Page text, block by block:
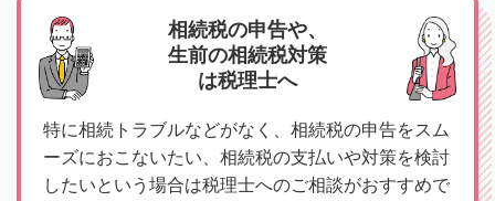
相続税の申告や、
生前の相続税対策
は税理士へ
特に相続トラブルなどがなく、相続税の申告をスム
ーズにおこないたい、相続税の支払いや対策を検討
したいという場合は税理士へのご相談がおすすめで